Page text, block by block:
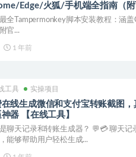
Edge/火狐/手机端全指南（附
全Tampermonkey脚本安装教程：涵
官...
1 年前
工具 实操项目
线生成微信和支付宝转账截图，
器 【在线工具】
聊天记录和转账生成器？ 💬💳 聊天记
，能够帮助用户轻松生成...